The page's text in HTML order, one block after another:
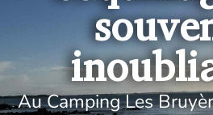
Au Camping Les